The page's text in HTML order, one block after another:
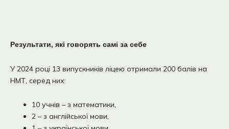
Результати, які говорять самі за себе
У 2024 році 13 випускників ліцею отримали 200 балів на
НМТ, серед них:
10 учнів – з математики,
2 – з англійської мови,